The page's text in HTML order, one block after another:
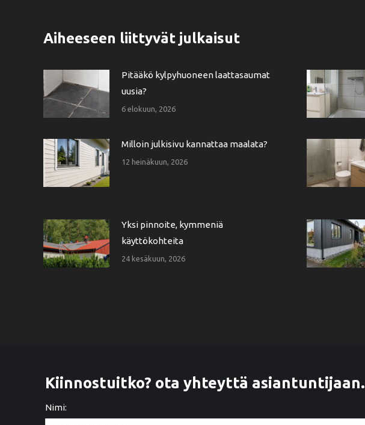
Aiheeseen liittyvät julkaisut
Pitääkö kylpyhuoneen laattasaumat
uusia?
6 elokuun, 2026
Milloin julkisivu kannattaa maalata?
12 heinäkuun, 2026
Yksi pinnoite, kymmeniä
käyttökohteita
24 kesäkuun, 2026
Kiinnostuitko? ota yhteyttä asiantuntijaan.
Nimi: